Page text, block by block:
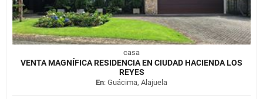
casa
VENTA MAGNÍFICA RESIDENCIA EN CIUDAD HACIENDA LOS
REYES
En: Guácima, Alajuela